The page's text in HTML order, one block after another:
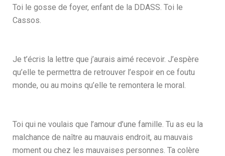
Toi le gosse de foyer, enfant de la DDASS. Toi le
Cassos.
Je t’écris la lettre que j’aurais aimé recevoir. J’espère
qu’elle te permettra de retrouver l’espoir en ce foutu
monde, ou au moins qu’elle te remontera le moral.
Toi qui ne voulais que l’amour d’une famille. Tu as eu la
malchance de naître au mauvais endroit, au mauvais
moment ou chez les mauvaises personnes. Ta colère